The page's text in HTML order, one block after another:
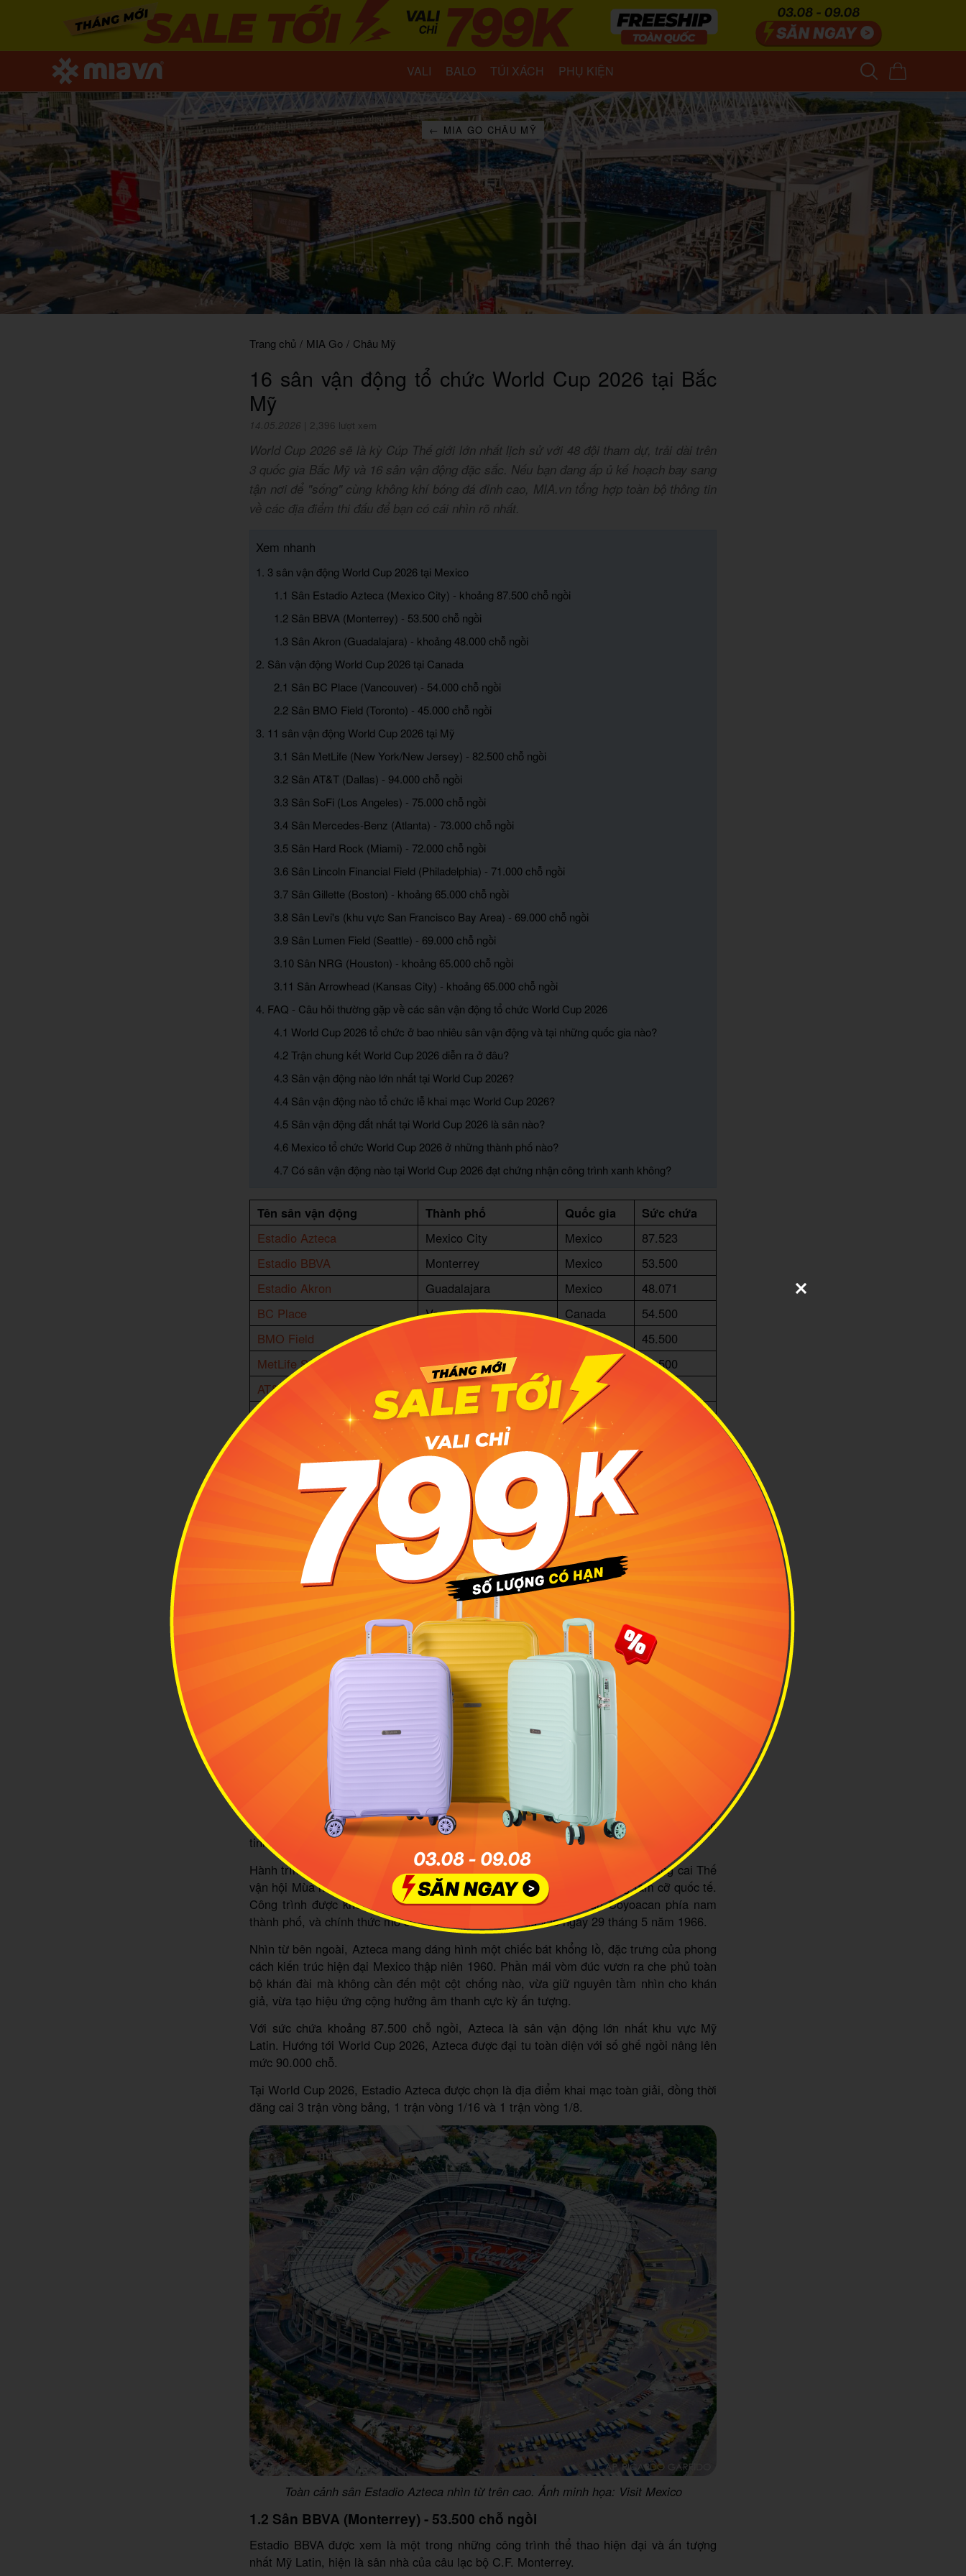
VALI BALO TÚI XÁCH PHỤ KIỆN
← MIA GO CHÂU MỸ
Trang chủ / MIA Go / Châu Mỹ
16 sân vận động tổ chức World Cup 2026 tại Bắc
Mỹ
14.05.2026 2,396 lượt xem
World Cup 2026 sẽ là kỳ Cúp Thế giới lớn nhất lịch sử với 48 đội tham dự, trải dài trên
3 quốc gia Bắc Mỹ và 16 sân vận động đặc sắc. Nếu bạn đang ấp ủ kế hoạch bay sang
tận nơi để "sống" cùng không khí bóng đá đỉnh cao, MIA.vn tổng hợp toàn bộ thông tin
về các địa điểm thi đấu để bạn có cái nhìn rõ nhất.
Xem nhanh
1. 3 sân vận động World Cup 2026 tại Mexico
1.1 Sân Estadio Azteca (Mexico City) - khoảng 87.500 chỗ ngồi
1.2 Sân BBVA (Monterrey) - 53.500 chỗ ngồi
1.3 Sân Akron (Guadalajara) - khoảng 48.000 chỗ ngồi
2. Sân vận động World Cup 2026 tại Canada
2.1 Sân BC Place (Vancouver) - 54.000 chỗ ngồi
2.2 Sân BMO Field (Toronto) - 45.000 chỗ ngồi
3. 11 sân vận động World Cup 2026 tại Mỹ
3.1 Sân MetLife (New York/New Jersey) - 82.500 chỗ ngồi
3.2 Sân AT&T (Dallas) - 94.000 chỗ ngồi
3.3 Sân SoFi (Los Angeles) - 75.000 chỗ ngồi
3.4 Sân Mercedes-Benz (Atlanta) - 73.000 chỗ ngồi
3.5 Sân Hard Rock (Miami) - 72.000 chỗ ngồi
3.6 Sân Lincoln Financial Field (Philadelphia) - 71.000 chỗ ngồi
3.7 Sân Gillette (Boston) - khoảng 65.000 chỗ ngồi
3.8 Sân Levi's (khu vực San Francisco Bay Area) - 69.000 chỗ ngồi
3.9 Sân Lumen Field (Seattle) - 69.000 chỗ ngồi
3.10 Sân NRG (Houston) - khoảng 65.000 chỗ ngồi
3.11 Sân Arrowhead (Kansas City) - khoảng 65.000 chỗ ngồi
4. FAQ - Câu hỏi thường gặp về các sân vận động tổ chức World Cup 2026
4.1 World Cup 2026 tổ chức ở bao nhiêu sân vận động và tại những quốc gia nào?
4.2 Trận chung kết World Cup 2026 diễn ra ở đâu?
4.3 Sân vận động nào lớn nhất tại World Cup 2026?
4.4 Sân vận động nào tổ chức lễ khai mạc World Cup 2026?
4.5 Sân vận động đắt nhất tại World Cup 2026 là sân nào?
4.6 Mexico tổ chức World Cup 2026 ở những thành phố nào?
4.7 Có sân vận động nào tại World Cup 2026 đạt chứng nhận công trình xanh không?
Tên sân vận động Thành phố Quốc gia
Sức chứa
Estadio Azteca
Mexico City Mexico
87.523
Estadio BBVA
Monterrey Mexico
53.500
Estadio Akron
Guadalajara Mexico
48.071
BC Place
Vancouver Canada
54.500
BMO Field
Canada
45.500
MetLife Stadium
East Rutherford, NJ USA
82.500
AT&T Stadium
Arlington, TX USA
SoFi Stadium
Inglewood, CA USA
Santa Clara, CA
Lumen Field
Seattle, WA USA
NRG Stadium
Houston, TX USA
Mercedes-Benz Stadium
Atlanta, GA USA
Arrowhead Stadium
Kansas City, MO USA
Gillette Stadium
Foxborough, MA USA
Hard Rock Stadium
Miami Gardens, FL USA
Lincoln Financial Field
Philadelphia, PA USA
3 sân vận động World Cup 2026 tại Mexico
Mexico có một cột mốc lịch sử đáng tự hào khi trở thành quốc gia đầu tiên trên
thế giới ba lần đăng cai World Cup. Và tất nhiên, ba sân vận động đại diện cho
đất nước này đều có những câu chuyện rất riêng, rất đáng khám phá.
1.1 Sân Estadio Azteca (Mexico City) - khoảng 87.500 chỗ ngồi
Nếu có một sân vận động xứng đáng được gọi là "huyền thoại" trong làng bóng đá thế
giới, thì đó chính là Estadio Azteca ở
thủ đô Mexico City
Estadio Banorte. Đây là nơi duy nhất trên trái đất từng tổ chức hai trận chung kết World
Cup, vào các năm 1970 và 1986. Và cũng chính tại đây, hai huyền thoại vĩ đại nhất thế
kỷ XX là Pele và Maradona đã lần lượt nâng cao chiếc cúp vàng danh giá nhất hành
tinh.
Hành trình xây dựng Azteca bắt đầu từ năm 1961, khi Mexico trúng quyền đăng cai Thế
vận hội Mùa hè 1968 và nhận ra sự cần thiết phải có một sân vận động tầm cỡ quốc tế.
Công trình được khởi công tại khu vực Santa Ursula, thuộc quận Coyoacan phía nam
thành phố, và chính thức mở cửa đón khán giả lần đầu vào ngày 29 tháng 5 năm 1966.
Nhìn từ bên ngoài, Azteca mang dáng hình một chiếc bát khổng lồ, đặc trưng của phong
cách kiến trúc hiện đại Mexico thập niên 1960. Phần mái vòm đúc vươn ra che phủ toàn
bộ khán đài mà không cần đến một cột chống nào, vừa giữ nguyên tầm nhìn cho khán
giả, vừa tạo hiệu ứng cộng hưởng âm thanh cực kỳ ấn tượng.
Với sức chứa khoảng 87.500 chỗ ngồi, Azteca là sân vận động lớn nhất khu vực Mỹ
Latin. Hướng tới World Cup 2026, Azteca được đại tu toàn diện với số ghế ngồi nâng lên
mức 90.000 chỗ.
Tại World Cup 2026, Estadio Azteca được chọn là địa điểm khai mạc toàn giải, đồng thời
đăng cai 3 trận vòng bảng, 1 trận vòng 1/16 và 1 trận vòng 1/8.
Toàn cảnh sân Estadio Azteca nhìn từ trên cao. Ảnh minh họa: Visit Mexico
1.2 Sân BBVA (Monterrey) - 53.500 chỗ ngồi
Estadio BBVA được xem là một trong những công trình thể thao hiện đại và ấn tượng
nhất Mỹ Latin, hiện là sân nhà của câu lạc bộ C.F. Monterrey.